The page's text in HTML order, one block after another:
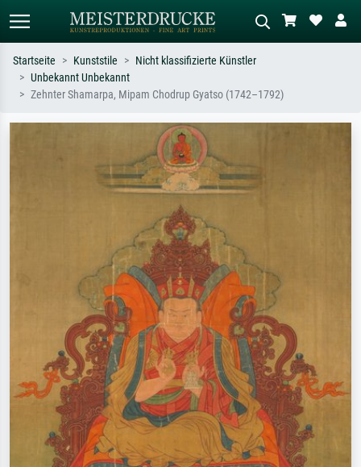
Standardsuche KI-Bildersuche
Sternennacht, Impressionismus, Welle
Hokusai, Akt.
Wiese, Abstrakt mit viel Rot, Dunkles
Ölgemälde, Stehender Akt neben einem
Startseite Kunststile
Nicht klassifizierte Künstler
Unbekannt Unbekannt
Zehnter Shamarpa, Mipam Chodrup Gyatso (1742–1792)